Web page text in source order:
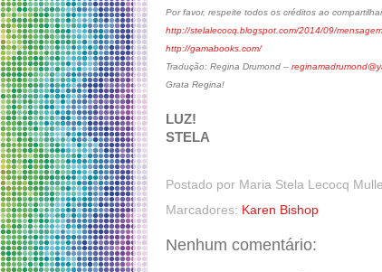
Por favor, respeite todos os créditos ao compartilhar
http://stelalecocq.blogspot.com/2014/09/
http://gamabooks.com/
Tradução: Regina Drumond –
Grata Regina!
LUZ!
STELA
Postado por Maria Stela Lecocq
Marcadores: Karen Bishop
Nenhum comentário: